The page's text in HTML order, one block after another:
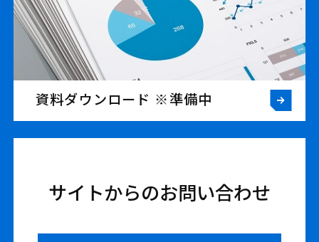
資料ダウンロード ※準備中
サイトからのお問い合わせ